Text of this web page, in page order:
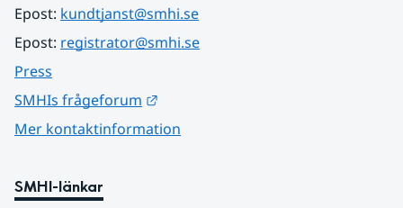
Epost: kundtjanst@smhi.se
Epost: registrator@smhi.se
Press
SMHIs frågeforum
Mer kontaktinformation
SMHI-länkar